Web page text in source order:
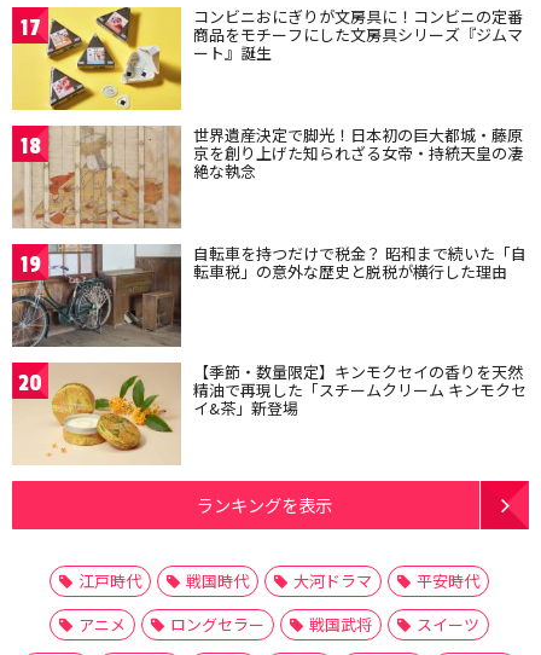
17 コンビニおにぎりが文房具に！コンビニの定番
商品をモチーフにした文房具シリーズ『ジムマ
ート』誕生
18 世界遺産決定で脚光！日本初の巨大都城・藤原
京を創り上げた知られざる女帝・持統天皇の凄
絶な執念
19 自転車を持つだけで税金？ 昭和まで続いた「自
転車税」の意外な歴史と脱税が横行した理由
20 【季節・数量限定】キンモクセイの香りを天然
精油で再現した「スチームクリーム キンモクセ
イ&茶」新登場
ランキングを表示
江戸時代 戦国時代 大河ドラマ
平安時代
アニメ
ロングセラー 戦国武将
スイーツ